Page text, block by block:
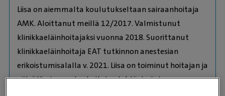
Liisa on aiemmalta koulutukseltaan sairaanhoitaja
AMK. Aloittanut meillä 12/2017. Valmistunut
klinikkaeläinhoitajaksi vuonna 2018. Suorittanut
klinikkaeläinhoitaja EAT tutkinnon anestesian
erikoistumisalalla v. 2021. Liisa on toiminut hoitajan ja
päivätiimin osastonhoitajan tehtävissä, ja